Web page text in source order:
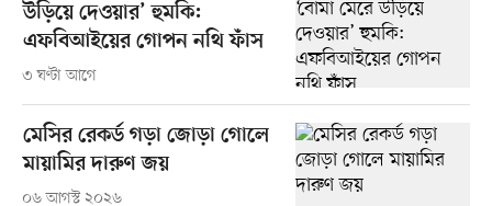
উড়িয়ে দেওয়ার’ হুমকি:
এফবিআইয়ের গোপন নথি ফাঁস
৩ ঘণ্টা আগে
মেসির রেকর্ড গড়া জোড়া গোলে
মায়ামির দারুণ জয়
০৬ আগস্ট ২০২৬